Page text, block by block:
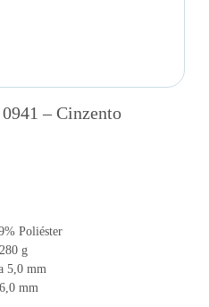
– Cinzento
Poliéster
g
5,0 mm
mm